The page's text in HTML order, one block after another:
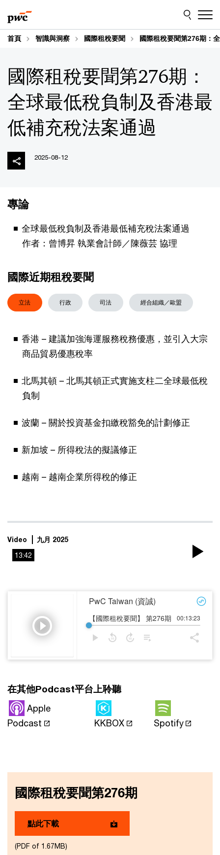
to
content
to
footer
首頁 智識與洞察 國際租稅要聞 國際租稅要聞第276期：
國際租稅要聞第276期：
全球最低稅負制及香港最
低補充稅法案通過
2025-08-12
專論
全球最低稅負制及香港最低補充稅法案通過
作者：曾博昇 執業會計師／陳薇芸 協理
國際近期租稅要聞
立法 行政 司法 經合組織／歐盟
香港 – 建議加強海運服務稅務優惠，並引入大宗
商品貿易優惠稅率
北馬其頓 – 北馬其頓正式實施支柱二全球最低稅
負制
波蘭 – 關於投資基金扣繳稅豁免的計劃修正
新加坡 – 所得稅法的擬議修正
越南 – 越南企業所得稅的修正
13:42
Video 九月 2025
在其他Podcast平台上聆聽
Apple
Podcast
KKBOX Spotify
國際租稅要聞第276期
點此下載
(PDF of 1.67MB)